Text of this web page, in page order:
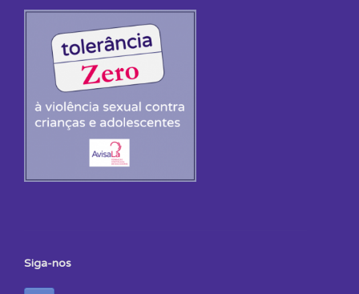
Siga-nos